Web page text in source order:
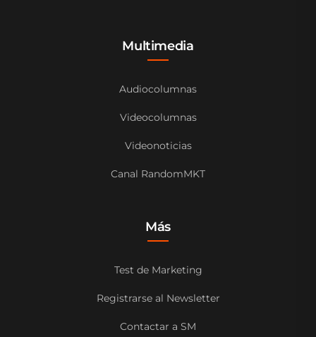
Multimedia
Audiocolumnas
Videocolumnas
Videonoticias
Canal RandomMKT
Más
Test de Marketing
Registrarse al Newsletter
Contactar a SM